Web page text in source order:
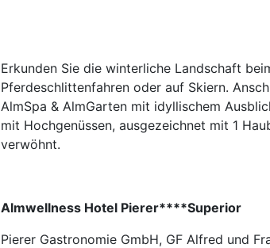
Erkunden Sie die winterliche Landschaft
Pferdeschlittenfahren oder auf Skiern.
AlmSpa & AlmGarten mit idyllischem
mit Hochgenüssen, ausgezeichnet mit 1
verwöhnt.
Almwellness Hotel Pierer****Superior
Pierer Gastronomie GmbH, GF Alfred und